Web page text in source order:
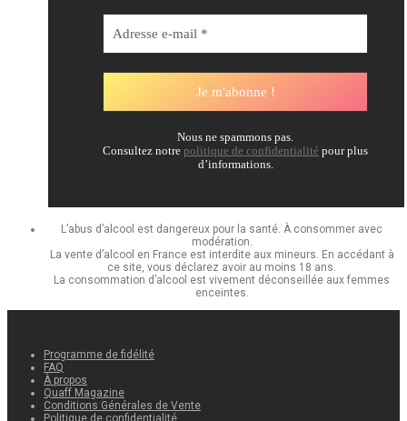
Nous ne spammons pas.
Consultez notre politique de confidentialité pour plus
d’informations.
L’abus d’alcool est dangereux pour la santé. À consommer avec
modération.
La vente d’alcool en France est interdite aux mineurs. En accédant à
ce site, vous déclarez avoir au moins 18 ans.
La consommation d’alcool est vivement déconseillée aux femmes
enceintes.
Programme de fidélité
FAQ
À propos
Quaff Magazine
Conditions Générales de Vente
Politique de confidentialité